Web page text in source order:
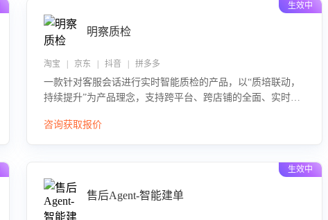
生效中
明察质检
淘宝 | 京东 | 抖音 | 拼多多
一款针对客服会话进行实时智能质检的产品，以“质培联动，
持续提升”为产品理念，支持跨平台、跨店铺的全面、实时、
团队的销服能力。
咨询获取报价
生效中
售后Agent-智能建单